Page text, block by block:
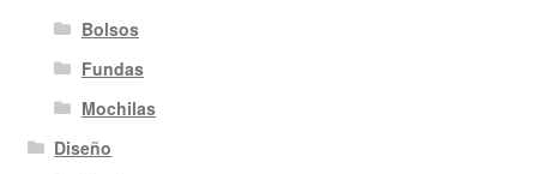
Bolsos
Fundas
Mochilas
Diseño